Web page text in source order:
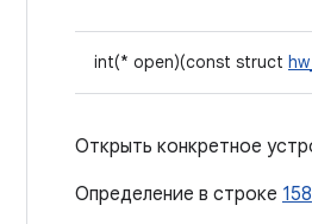
int(* open)(const struct
Открыть конкретное
Определение в строке 158